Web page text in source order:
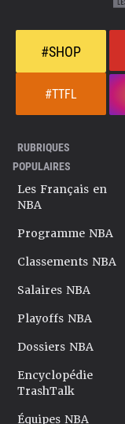
#SHOP
#TTFL
RUBRIQUES
POPULAIRES
Les Français en
NBA
Programme NBA
Classements NBA
Salaires NBA
Playoffs NBA
Dossiers NBA
Encyclopédie
TrashTalk
Équipes NBA